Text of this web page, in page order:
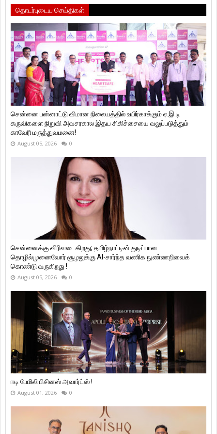
தொடர்புடைய செய்திகள்
சென்னை பன்னாட்டு விமான நிலையத்தில் உயிர்காக்கும் ஏ.இ.டி
கருவிகளை நிறுவி அவசரகால இதய சிகிச்சையை வலுப்படுத்தும்
காவேரி மருத்துவமனை!
August 05, 2026 0
சென்னைக்கு விரிவடைகிறது; தமிழ்நாட்டின் துடிப்பான
தொழில்முனைவோர் சூழலுக்கு AI-சார்ந்த வணிக நுண்ணறிவைக்
கொண்டு வருகிறது !
August 05, 2026 0
ஈடி பேமிலி பிசினஸ் அவார்ட்ஸ் !
August 01, 2026 0